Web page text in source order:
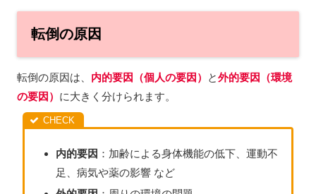
転倒の原因
転倒の原因は、 内的要因（個人の要因） と外的要因（環境
の要因） に大きく分けられます。
内的要因 ：加齢による身体機能の低下、運動不
足、病気や薬の影響 など